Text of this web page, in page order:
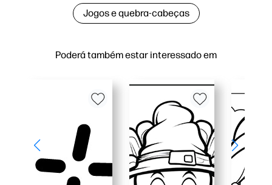
Poderá também estar interessado em
Jogos e quebra-cabeças